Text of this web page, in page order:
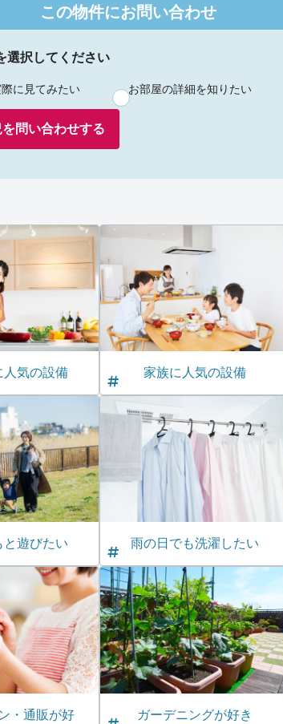
この物件にお問い合わせ
選択してください
に見てみたい お部屋の詳細を知りたい
を問い合わせする
人気の設備 家族に人気の設備
と遊びたい 雨の日でも洗濯したい
・通販が好
ガーデニングが好き